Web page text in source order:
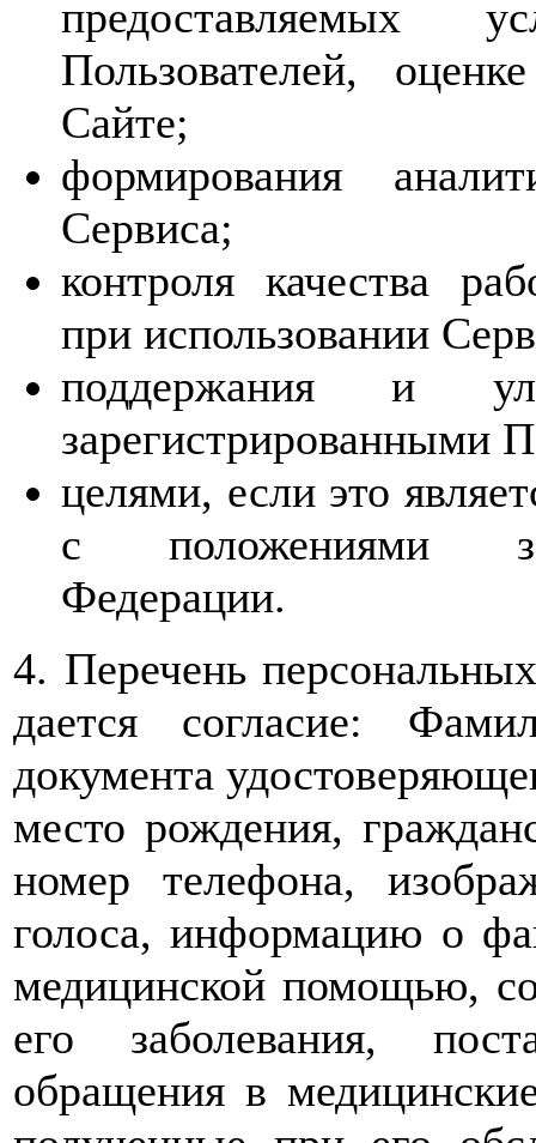
предоставляемых
Пользователей,
Сайте;
формирования
Сервиса;
контроля качества
при использовании
поддержания и
зарегистрированными
целями, если это
с положениями
Федерации.
4. Перечень
дается согласие:
документа
место рождения,
номер телефона,
голоса, информацию о
медицинской помощью,
его заболевания,
обращения в